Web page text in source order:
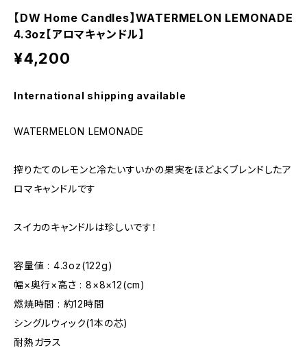
【DW Home Candles】WATERMELON LEMONADE
4.3oz【アロマキャンドル】
¥4,200
International shipping available
WATERMELON LEMONADE
搾りたてのレモンと冷たいすいかの果実をほどよくブレンドしたア
ロマキャンドルです
スイカのキャンドルは珍しいです！
容量値 : 4.3oz(122g)
幅×奥行×高さ : 8×8×12(cm)
燃焼時間 : 約12時間
シングルウィック(1本の芯)
耐熱ガラス